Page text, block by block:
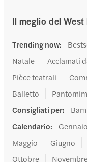
Il meglio del West
Trending now:
Natale
Acclamati
Pièce teatrali
Balletto
Consigliati per:
Calendario: Gennaio
Maggio
Giugno
Ottobre